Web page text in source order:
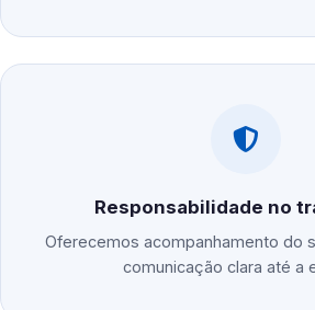
Responsabilidade no
Oferecemos acompanhamento do
comunicação clara até a